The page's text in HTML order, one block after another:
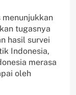
menunjukkan
tugasnya
hasil survei
Indonesia,
merasa
oleh